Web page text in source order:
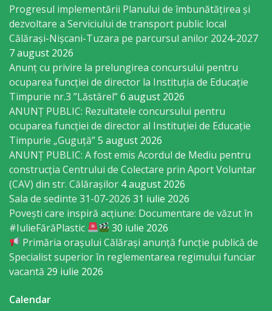
Deciziile
Consiliului
Consiliul
de
tineret
Activitatea
primăriei
Instituții
subordonate
IET
Lăstărel
IET
Progresul implementării Planului de îmbunătățirea și
dezvoltare a Serviciului de transport public local
Călărași-Nișcani-Tuzara pe parcursul anilor 2024-2027
7 august 2026
Anunț cu privire la prelungirea concursului pentru
ocuparea funcţiei de director la Instituția de Educație
Timpurie nr.3 ”Lăstărel”6 august 2026
ANUNȚ PUBLIC: Rezultatele concursului pentru
ocuparea funcției de director al Instituției de Educație
Timpurie „Guguță”5 august 2026
ANUNȚ PUBLIC: A fost emis Acordul de Mediu pentru
construcția Centrului de Colectare prin Aport Voluntar
(CAV) din str. Călărașilor 4 august 2026
Sala de sedinte 31-07-2026 31 iulie 2026
Povești care inspiră acțiune: Documentare de văzut în
#IulieFărăPlastic
30 iulie 2026
Primăria orașului Călărași anunță funcție publică de
Specialist superior în reglementarea regimului funciar
vacantă 29 iulie 2026
Calendar